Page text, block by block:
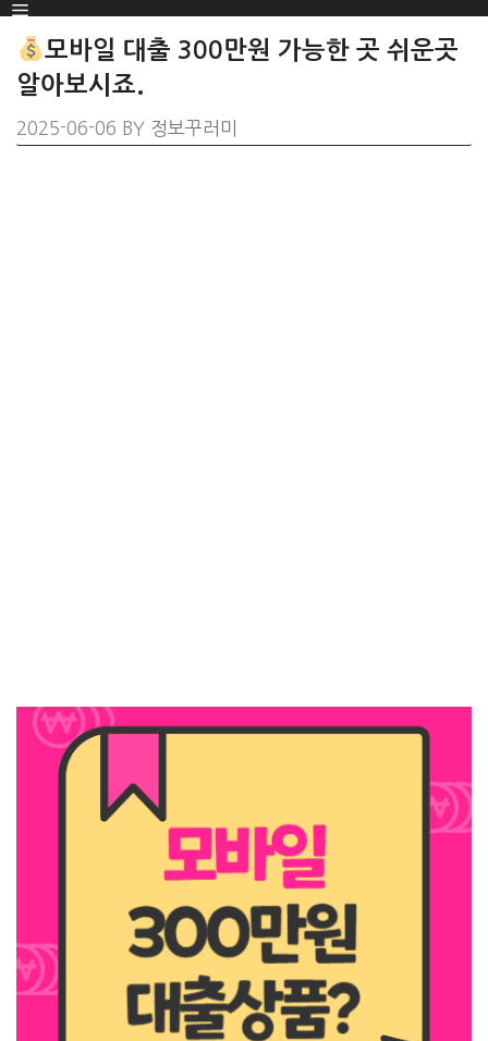
SKIP
TO
CONTENT
Menu
모바일 대출 300만원 가능한 곳 쉬운곳
알아보시죠.
2025-06-06 BY 정보꾸러미